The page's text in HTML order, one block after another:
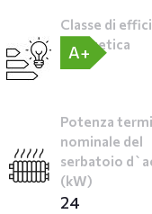
Classe di
energetica
A+
Potenza
nominale del
serbatoio
(kW)
24